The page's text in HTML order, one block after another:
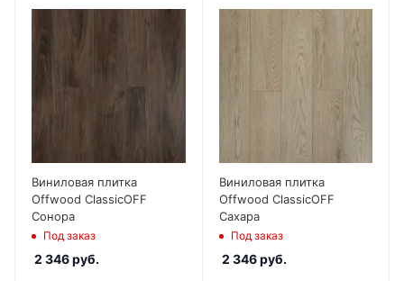
Виниловая плитка
Offwood ClassicOFF
Сонора
Под заказ
2 346руб.
Виниловая плитка
Offwood ClassicOFF
Сахара
Под заказ
2 346руб.